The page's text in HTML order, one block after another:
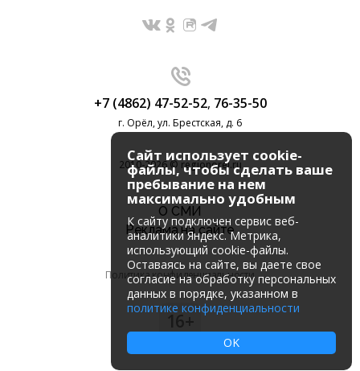
+7 (4862) 47-52-52, 76-35-50
г. Орёл, ул. Брестская, д. 6
2010-2026 © regionorel.ru
О СМИ
Реклама на сайте
Политика конфиденциальности
16+
Сайт использует cookie-
файлы, чтобы сделать ваше
пребывание на нем
максимально удобным
К cайту подключен сервис веб-
аналитики Яндекс. Метрика,
использующий cookie-файлы.
Оставаясь на сайте, вы даете свое
согласие на обработку персональных
данных в порядке, указанном в
политике конфиденциальности
OK